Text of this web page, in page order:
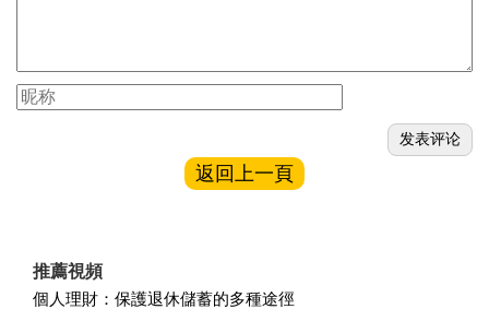
返回上一頁
推薦視頻
個人理財：保護退休儲蓄的多種途徑